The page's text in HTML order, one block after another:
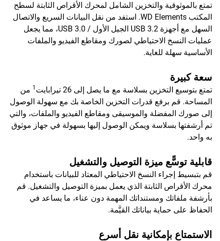
تمتع بالموثوقية والتخزين الشامل لمحرك الأقراص الثابتة لسطح
المكتب WD Elements. استفد من نقل البيانات السريع والاتصال
السهل مع أجهزة USB 3.2 الجيل الأول / USB 3.0، مما يجعل
عمليات النسخ الاحتياطي لصورك ومقاطع الفيديو والملفات
الأساسية سهلة للغاية.
سعة كبيرة
تمتع بتوسيع التخزين بسلاسة مع ما يصل إلى 26 تيرابايت 1 من
المساحة. قم برفع قدرات التخزين الخاصة بك مع سهولة الوصول
إلى صورك المفضلة والموسيقى ومقاطع الفيديو والملفات، والتي
تم أرشفتها بسلاسة ويمكن الوصول إليها بسهولة في جهاز موثوق
به واحد.
قابلية توسًّع ميزة التوصيل والتشغيل
قم بتبسيط إجراء النسخ الاحتياطي المعتاد للبيانات باستخدام
محرك الأقراص الثابتة الذي يعمل بميزة التوصيل والتشغيل. قم
بأرشفة ملفاتك ومستنداتك المهمة دون عناء، ما يساعد في
الحفاظ على حماية بياناتك القيَّمة.
الاستمتاع بإمكانية نقل أسرع